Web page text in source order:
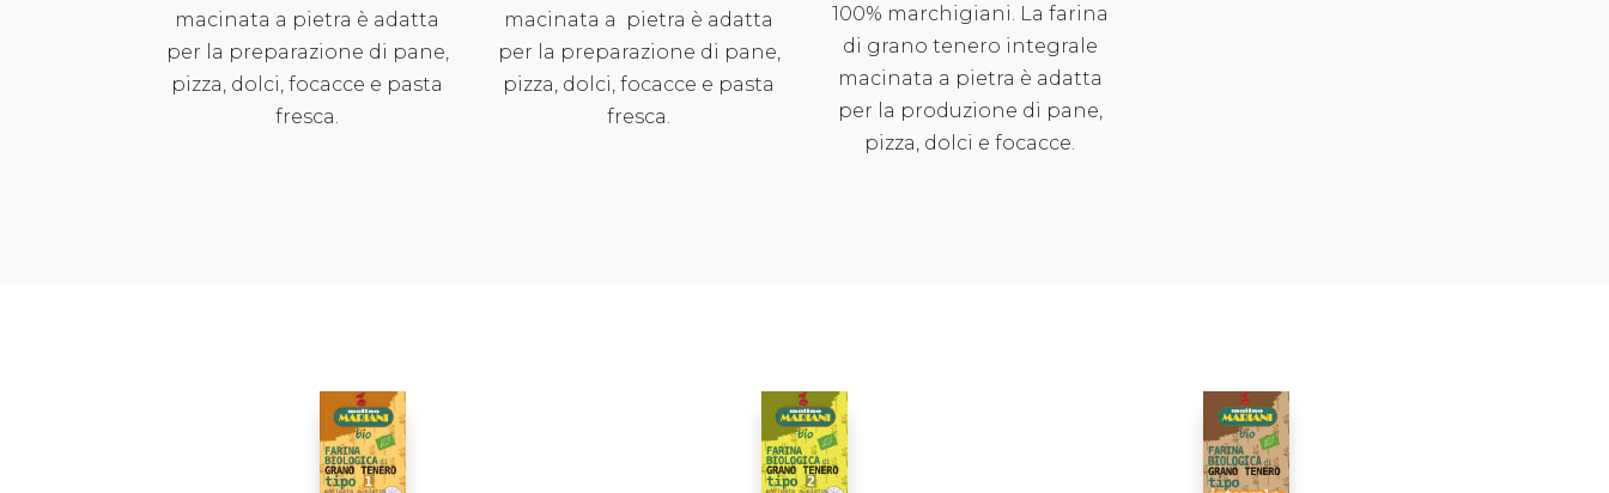
macinata a pietra è adatta
per la preparazione di pane,
pizza, dolci, focacce e pasta
fresca.
macinata a pietra è adatta
per la preparazione di pane,
pizza, dolci, focacce e pasta
fresca.
100% marchigiani. La farina
di grano tenero integrale
macinata a pietra è adatta
per la produzione di pane,
pizza, dolci e focacce.